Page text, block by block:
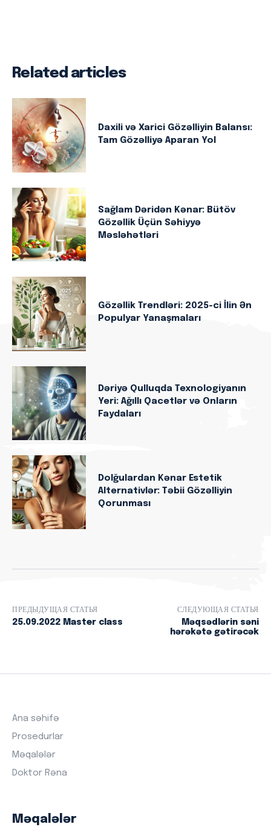
Related articles
Daxili və Xarici Gözəlliyin Balansı:
Tam Gözəlliyə Aparan Yol
Sağlam Dəridən Kənar: Bütöv
Gözəllik Üçün Səhiyyə
Məsləhətləri
Gözəllik Trendləri: 2025-ci İlin Ən
Populyar Yanaşmaları
Dəriyə Qulluqda Texnologiyanın
Yeri: Ağıllı Qacetlər və Onların
Faydaları
Dolğulardan Kənar Estetik
Alternativlər: Təbii Gözəlliyin
Qorunması
ПРЕДЫДУЩАЯ СТАТЬЯ
25.09.2022 Master class
СЛЕДУЮЩАЯ СТАТЬЯ
Məqsədlərin səni
hərəkətə gətirəcək
Ana səhifə
Prosedurlar
Məqalələr
Doktor Rəna
Məqalələr